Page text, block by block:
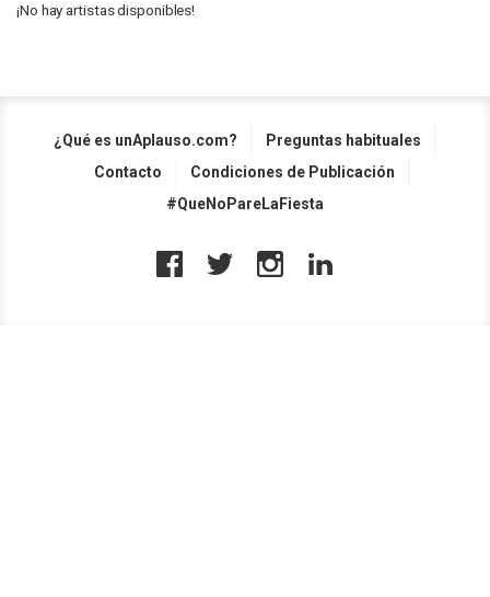
¡No hay artistas disponibles!
¿Qué es unAplauso.com?
Preguntas habituales
Contacto
Condiciones de Publicación
#QueNoPareLaFiesta